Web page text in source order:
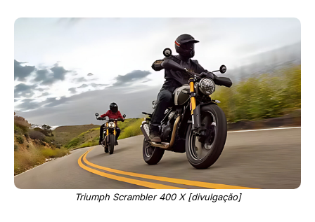
Triumph Scrambler 400 X [divulgação]